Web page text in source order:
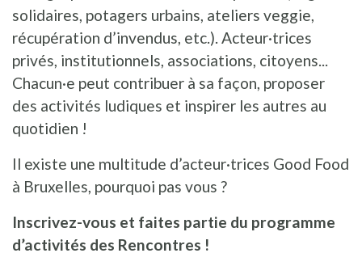
solidaires, potagers urbains, ateliers veggie,
récupération d’invendus, etc.). Acteur·trices
privés, institutionnels, associations, citoyens...
Chacun·e peut contribuer à sa façon, proposer
des activités ludiques et inspirer les autres au
quotidien !
Il existe une multitude d’acteur·trices Good Food
à Bruxelles, pourquoi pas vous ?
Inscrivez-vous et faites partie du programme
d’activités des Rencontres !